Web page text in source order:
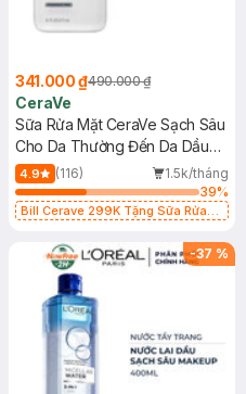
341.000 ₫490.000 ₫
CeraVe
Sữa Rửa Mặt CeraVe Sạch Sâu
Cho Da Thường Đến Da Dầu
473ml
4.9 (116)
1.5k/tháng
39%
Bill Cerave 299K Tặng Sữa Rửa
-37 %